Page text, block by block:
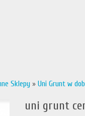
Sklepy » Uni Grunt w
uni grunt